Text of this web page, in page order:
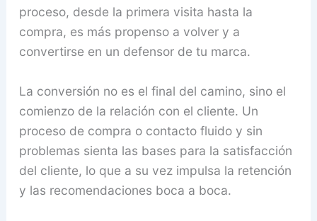
proceso, desde la primera visita hasta la
compra, es más propenso a volver y a
convertirse en un defensor de tu marca.
La conversión no es el final del camino, sino el
comienzo de la relación con el cliente. Un
proceso de compra o contacto fluido y sin
problemas sienta las bases para la satisfacción
del cliente, lo que a su vez impulsa la retención
y las recomendaciones boca a boca.